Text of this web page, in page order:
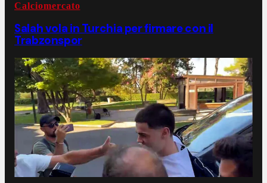
Calciomercato
Salah vola in Turchia per firmare con il
Trabzonspor